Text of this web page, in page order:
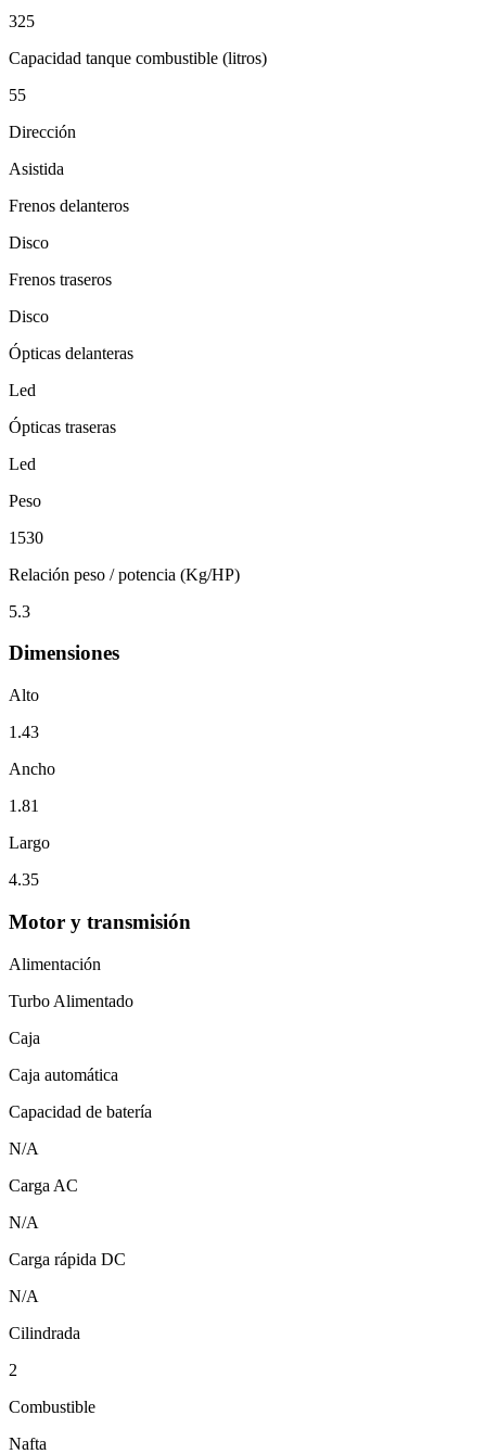
325
Capacidad tanque combustible (litros)
55
Dirección
Asistida
Frenos delanteros
Disco
Frenos traseros
Disco
Ópticas delanteras
Led
Ópticas traseras
Led
Peso
1530
Relación peso / potencia (Kg/HP)
5.3
Dimensiones
Alto
1.43
Ancho
1.81
Largo
4.35
Motor y transmisión
Alimentación
Turbo Alimentado
Caja
Caja automática
Capacidad de batería
N/A
Carga AC
N/A
Carga rápida DC
N/A
Cilindrada
2
Combustible
Nafta